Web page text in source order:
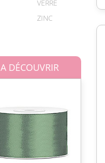
VERRE
ZINC
A DÉCOUVRIR